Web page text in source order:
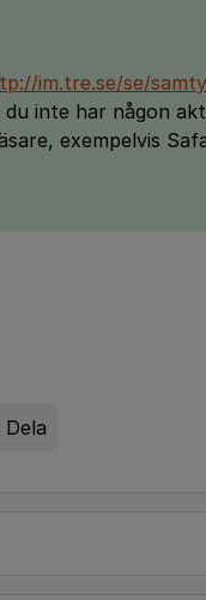
im.tre.se/se/
inte har någon
exempelvis
Dela